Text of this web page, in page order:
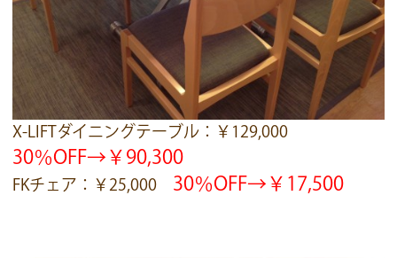
X-LIFTダイニングテーブル：￥129,000
30％OFF→￥90,300
FKチェア：￥25,000 30％OFF→￥17,500